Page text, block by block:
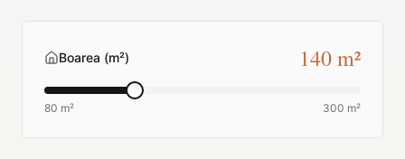
Boarea (m²) 140m²
80 m² 300 m²